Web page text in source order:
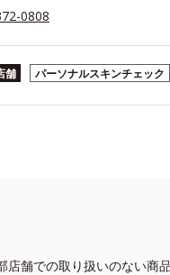
0808
舗 パーソナルスキンチェック
舗での取り扱いのない商